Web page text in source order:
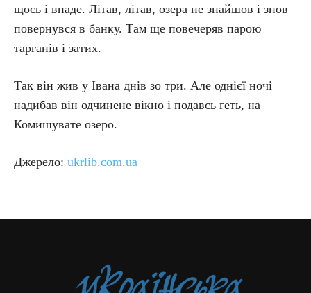
щось і впаде. Літав, літав, озера не знайшов і знов
повернувся в банку. Там ще повечеряв парою
тарганів і затих.
Так він жив у Івана днів зо три. Але однієї ночі
надибав він одчинене вікно і подавсь геть, на
Комишувате озеро.
Джерело: ukrlib.com.ua